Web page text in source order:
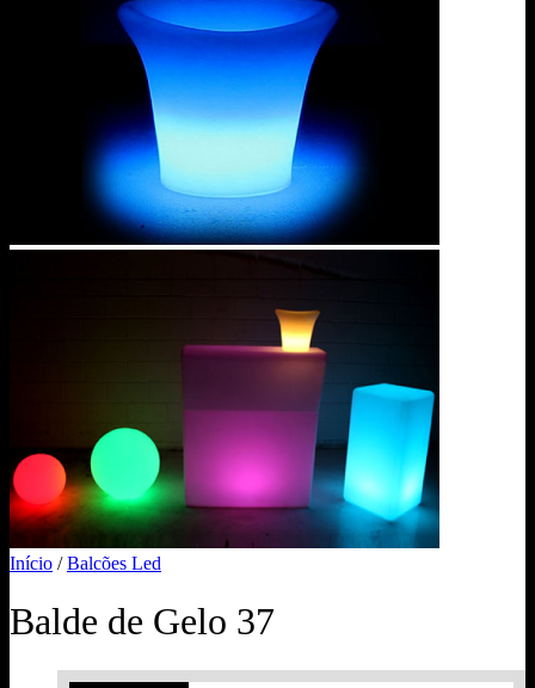
Início / Balcões Led
Balde de Gelo 37